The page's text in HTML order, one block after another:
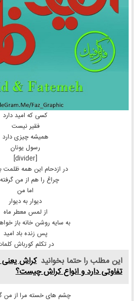
کسی که امید دارد
فقیر نیست
همیشه چیزی دارد
رسول یونان
[divider]
در ازدحام این همه ظلمت
چراغ را هم از من گرفته
اما من
دیوار به دیوار
از لمس معطر ماه
به سایه روشن خانه باز
پس زنده باد امید
در تکلم کورباش
این مطلب را حتما بخوانید کراش
تفاوتی دارد و انواع کراش چیست؟
چشم های خسته مرا از من